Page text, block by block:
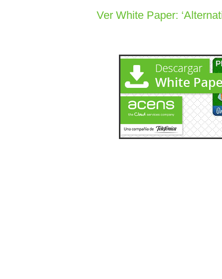
Ver White Paper: